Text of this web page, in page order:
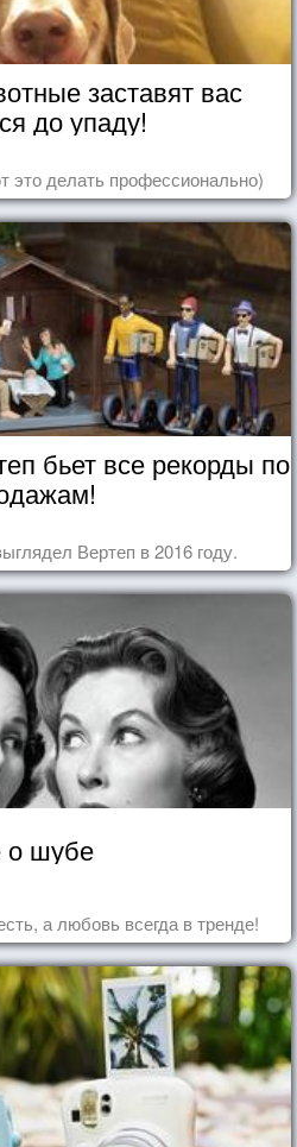
заставят вас
до упаду!
делать профессионально)
бьет все рекорды по
Вертеп в 2016 году.
о шубе
а любовь всегда в тренде!